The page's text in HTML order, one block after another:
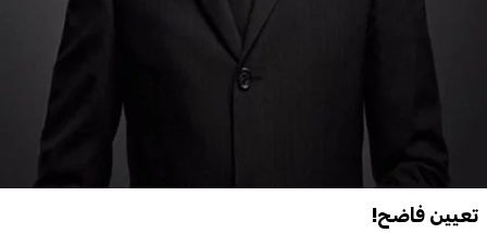
تعيين فاضح!